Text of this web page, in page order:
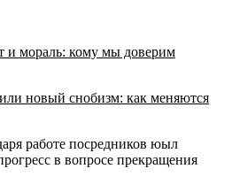
и мораль: кому мы доверим
новый снобизм: как меняются
работе посредников юыл
в вопросе прекращения